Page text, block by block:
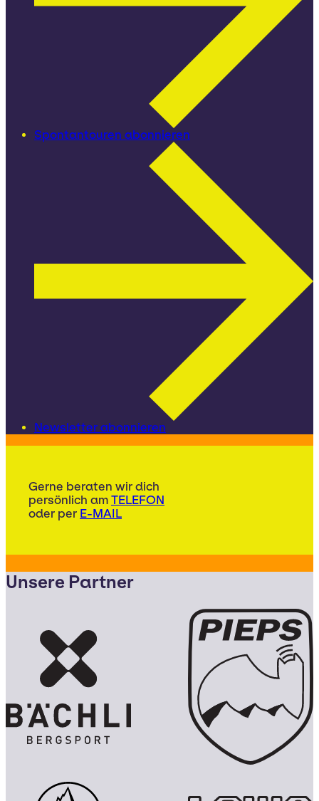
Spontantouren abonnieren
Newsletter abonnieren
Gerne beraten wir dich
persönlich am TELEFON
oder per E-MAIL
Unsere Partner